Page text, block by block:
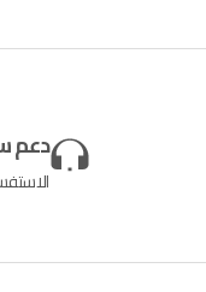
دعم